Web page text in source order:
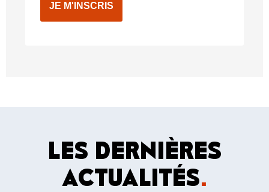
JE M'INSCRIS
LES DERNIÈRES
ACTUALITÉS.